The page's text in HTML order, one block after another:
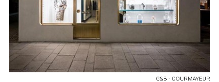
G&B - COURMAYEUR